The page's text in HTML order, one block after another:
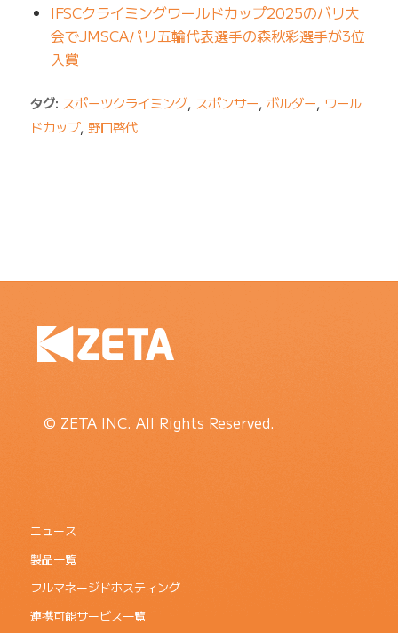
IFSCクライミングワールドカップ2025のバリ大
会でJMSCAパリ五輪代表選手の森秋彩選手が3位
入賞
タグ: スポーツクライミング, スポンサー, ボルダー, ワール
ドカップ, 野口啓代
© ZETA INC. All Rights Reserved.
ニュース
製品一覧
フルマネージドホスティング
連携可能サービス一覧